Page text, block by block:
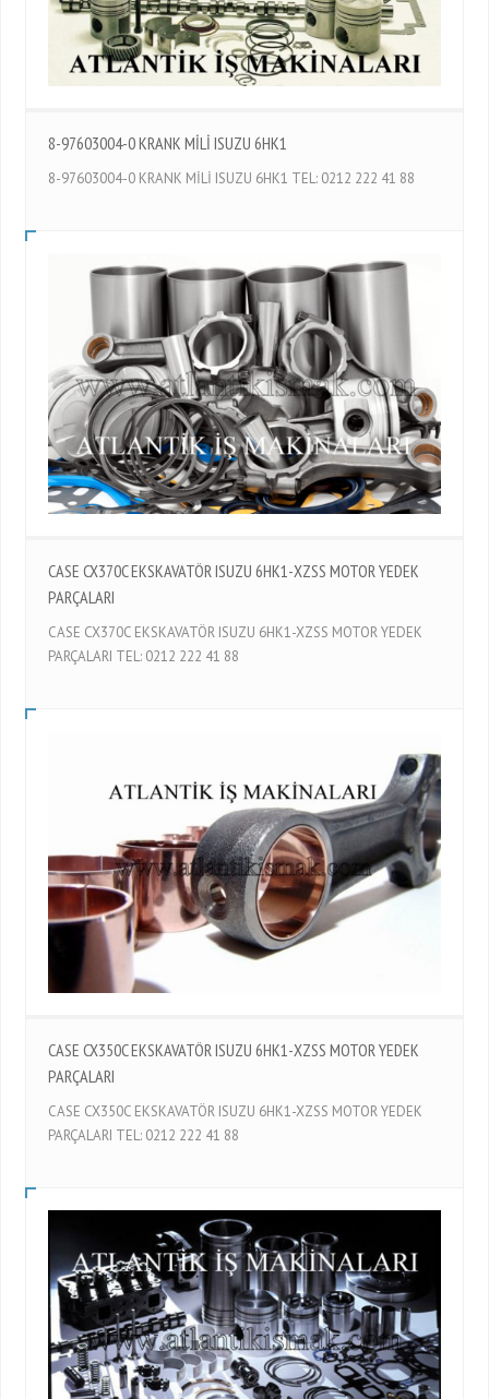
8-97603004-0 KRANK MİLİ ISUZU 6HK1
8-97603004-0 KRANK MİLİ ISUZU 6HK1 TEL: 0212 222 41 88
CASE CX370C EKSKAVATÖR ISUZU 6HK1-XZSS MOTOR YEDEK
PARÇALARI
CASE CX370C EKSKAVATÖR ISUZU 6HK1-XZSS MOTOR YEDEK
PARÇALARI TEL: 0212 222 41 88
CASE CX350C EKSKAVATÖR ISUZU 6HK1-XZSS MOTOR YEDEK
PARÇALARI
CASE CX350C EKSKAVATÖR ISUZU 6HK1-XZSS MOTOR YEDEK
PARÇALARI TEL: 0212 222 41 88